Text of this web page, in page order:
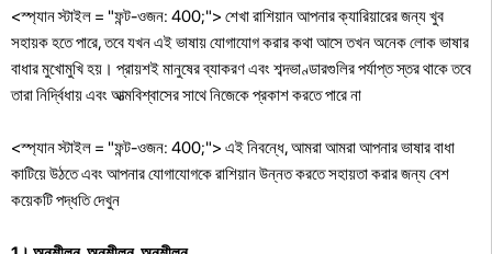
<স্প্যান স্টাইল = "ফন্ট-ওজন: 400;"> শেখা রাশিয়ান আপনার ক্যারিয়ারের জন্য খুব
সহায়ক হতে পারে, তবে যখন এই ভাষায় যোগাযোগ করার কথা আসে তখন অনেক লোক ভাষার
বাধার মুখোমুখি হয়। প্রায়শই মানুষের ব্যাকরণ এবং শব্দভাণ্ডারগুলির পর্যাপ্ত স্তর থাকে তবে
তারা নির্দ্বিধায় এবং আত্মবিশ্বাসের সাথে নিজেকে প্রকাশ করতে পারে না
<স্প্যান স্টাইল = "ফন্ট-ওজন: 400;"> এই নিবন্ধে, আমরা আমরা আপনার ভাষার বাধা
কাটিয়ে উঠতে এবং আপনার যোগাযোগকে রাশিয়ান উন্নত করতে সহায়তা করার জন্য বেশ
কয়েকটি পদ্ধতি দেখুন